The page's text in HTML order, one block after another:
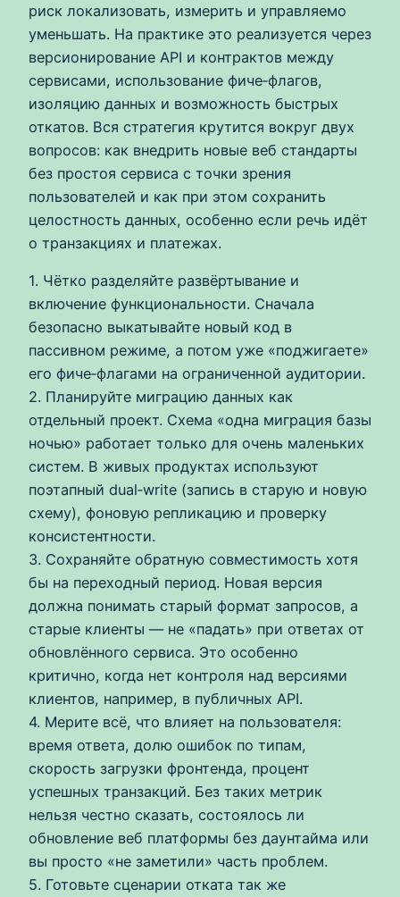
риск локализовать, измерить и управляемо
уменьшать. На практике это реализуется через
версионирование API и контрактов между
сервисами, использование фиче‑флагов,
изоляцию данных и возможность быстрых
откатов. Вся стратегия крутится вокруг двух
вопросов: как внедрить новые веб стандарты
без простоя сервиса с точки зрения
пользователей и как при этом сохранить
целостность данных, особенно если речь идёт
о транзакциях и платежах.
1. Чётко разделяйте развёртывание и
включение функциональности. Сначала
безопасно выкатывайте новый код в
пассивном режиме, а потом уже «поджигаете»
его фиче‑флагами на ограниченной аудитории.
2. Планируйте миграцию данных как
отдельный проект. Схема «одна миграция базы
ночью» работает только для очень маленьких
систем. В живых продуктах используют
поэтапный dual‑write (запись в старую и новую
схему), фоновую репликацию и проверку
консистентности.
3. Сохраняйте обратную совместимость хотя
бы на переходный период. Новая версия
должна понимать старый формат запросов, а
старые клиенты — не «падать» при ответах от
обновлённого сервиса. Это особенно
критично, когда нет контроля над версиями
клиентов, например, в публичных API.
4. Мерите всё, что влияет на пользователя:
время ответа, долю ошибок по типам,
скорость загрузки фронтенда, процент
успешных транзакций. Без таких метрик
нельзя честно сказать, состоялось ли
обновление веб платформы без даунтайма или
вы просто «не заметили» часть проблем.
5. Готовьте сценарии отката так же